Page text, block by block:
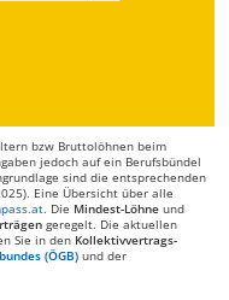
bzw Bruttolöhnen beim
jedoch auf ein Berufsbündel
sind die entsprechenden
Eine Übersicht über alle
. Die Mindest-Löhne und
geregelt. Die aktuellen
Sie in den Kollektivvertrags-
(ÖGB) und der